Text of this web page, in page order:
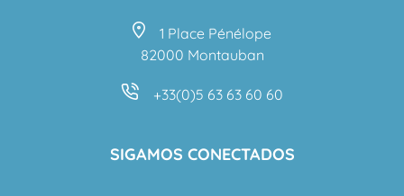
1 Place Pénélope
82000 Montauban
+33(0)5 63 63 60 60
SIGAMOS CONECTADOS